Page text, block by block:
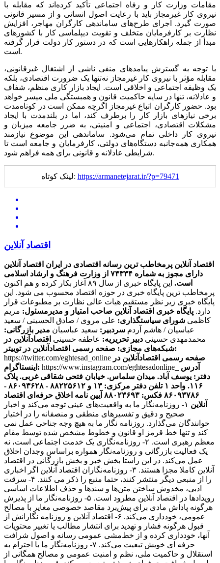
مقامات وزارت کار و رفاه اجتماعی تأکید کرده‌اند که مقابله با
نیروی کار غیرمجاز باید با رعایت اصول انسانی و از مسیر قانونی
صورت گیرد. اجرای طرح‌های ساماندهی کارگران مهاجر، افزایش
نظارت بر کارفرمایان متخلف و تقویت دیپلماسی کار با کشور‌های
مبدأ از جمله راهکار‌هایی است که در دستور کار دولت قرار گرفته
است.
با توجه به گسترش پیامد‌های منفی ناشی از اشتغال غیرقانونی،
مقابله مؤثر با نیروی کار غیرمجاز نه‌تنها یک ضرورت اقتصادی، بلکه
یک وظیفه اجتماعی و اخلاقی است. ایجاد بازار کاری منظم، شفاف
و عادلانه، تنها در سایه حاکمیت قانون و همبستگی ملی میسر خواهد
بود. حضور کارگران اتباع غیرمجاز اگرچه ممکن است در کوتاه‌مدت
برخی نیاز‌های بازار کار را برطرف کند، اما در بلندمدت با ایجاد
مشکلات اقتصادی، اجتماعی و امنیتی، به ضرر جامعه میزبان و
نیروی کار داخلی تمام می‌شود. ساماندهی این موضوع نیازمند
همکاری همه‌جانبه دستگاه‌های دولتی، کارفرمایان و جامعه است تا
شرایطی عادلانه و قانونی برای همه فراهم شود.
لینک کوتاه: https://armanetejarat.ir/?p=79471
اقتصاد آنلاین
اقتصاد آنلاین پرمخاطب ترین رسانه اقتصادی در ایران اقتصاد آنلاین
دارای مجوز به شماره ۷۴۳۳۴ از وزارت فرهنگ و ارشاد اسلامی
است.
این پایگاه خبری از سال ۸۹ آغاز بکار کرده و هم اکنون
پرمخاطب ترین پایگاه خبری در حوزه اقتصاد محسوب می شود. این
پایگاه خبری زیر نظر مستقیم هیات عالی نظارت بر مطبوعات قرار
دارد. پایگاه خبری اقتصاد آنلاین صاحب امتیاز و مدیرمسئول: مریم
کاظمی شورای سیاستگذاری: علی مروی / صادق الحسینی / سعید
عباسیان / هاشم آردم سردبیر: سعید عباسیان مدیر بازرگانی:
محمدمهدی حسینی دبیر تحریریه: عاطفه حسینی اقتصادآنلاین در
شبکه‌های مجازی:صفحه رسمی اقتصادآنلاین در توییتر:
https://twitter.com/eghtesad_online صفحه رسمی اقتصادآنلاین در
اینستاگرام: https://www.instagram.com/eghtesadonline_ آدرس
دفتر: یوسف آباد. میدان سلماس. خیابان فتحی شقاقی غربی. پلاک
۱۱۶. واحد ۱
تلفن دفتر مرکزی: ۱۳ و ۸۸۲۲۵۶۱۲ - ۸۶۰۹۳۶۲۸ -
۸۶۰۹۳۷۸۶ فکس: ۸۸۰۲۳۶۹۳
آیین نامه اخلاق حرفه‌ای اقتصاد
آنلاین
۱- روزنامه‌نگار ما به واقعیت‌های عینی توجه می‌کند و اخبار
صحیح و دقیق و تفسیرهای منطقی و منصفانه را در اختیار
خوانندگان می‌گذارد. روزنامه نگار ما به هیچ وجه جناحی عمل نمی
کند و تنها خط قرمز او قانون و خطوط مشخص شده توسط مقام
معظم رهبری است. ۲- روزنامه‌نگاری یک خدمت اجتماعی است، نه
یک فعالیت بازرگانی و روزنامه‌نگار همواره براساس وجدان اخلاق
عمل می‌کند. در این راستا بخش خبر و بخش بازرگانی در اقتصاد
آنلاین کاملا مجزا هستند. ۳- روزنامه‌نگاران اقتصاد آنلاین اگر اخباری
را از منبعی دیگر منتشر کنند، حتما منبع را ذکر می کنند. ۴- سرقت
ادبی، مخدوش ساختن متن‌ها و سندها و حذف اطلاعات اساسی
رویدادها در اقتصاد آنلاین مطرود است. ۵- روزنامه‌نگار ما از پذیرش
هرگونه پاداش مادی برای پیش‌برد مقاصد خصوصی مغایر با مصالح
عمومی، خودداری می‌کند. ۶- اقتصاد آنلاین و روزنامه نگارانش از
قبول هرگونه فشار و تهدید برای انتشار مطالب یا تغییر محتویات
آنها، خودداری کرده و از خط‌مشی عمومی رسانه و اصول شرافت
حرفه ای خویش تبعیت می‌کند. ۷- روزنامه‌نگار ما با احترام به
استقلال و حاکمیت ملی، نظم و امنیت عمومی و مصالح همگانی از